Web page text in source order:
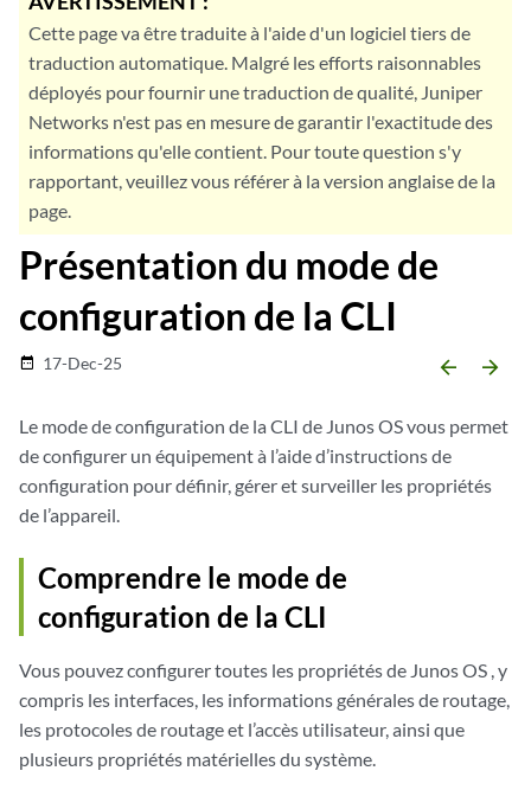
Cette page va être traduite à l'aide d'un logiciel tiers de
traduction automatique. Malgré les efforts raisonnables
déployés pour fournir une traduction de qualité, Juniper
Networks n'est pas en mesure de garantir l'exactitude des
informations qu'elle contient. Pour toute question s'y
rapportant, veuillez vous référer à la version anglaise de la
page.
Présentation du mode de
configuration de la CLI
date_range 17-Dec-25 arrow_backward arrow_forward
Le mode de configuration de la CLI de Junos OSvous permet
de configurer un équipement à l’aide d’instructions de
configuration pour définir, gérer et surveiller les propriétés
de l’appareil.
Comprendre le mode de
configuration de la CLI
Vous pouvez configurer toutes les propriétés de Junos OS , y
compris les interfaces, les informations générales de routage,
les protocoles de routage et l’accès utilisateur, ainsi que
plusieurs propriétés matérielles du système.